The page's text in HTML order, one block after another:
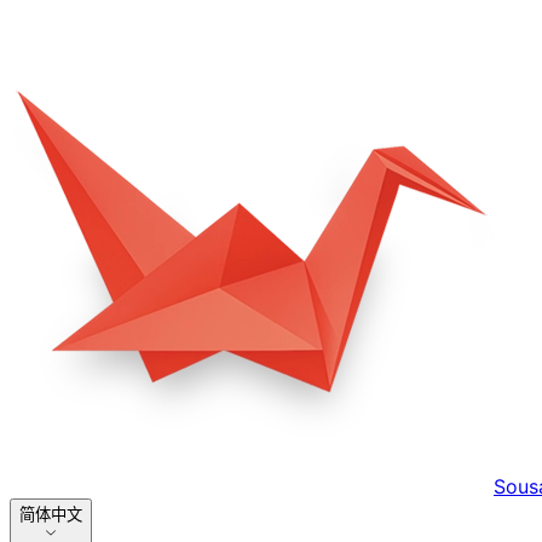
简体中文